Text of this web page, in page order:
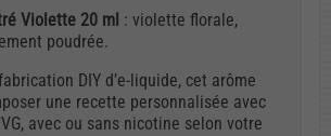
Violette 20 ml : violette florale,
poudrée.
DIY d’e-liquide, cet arôme
une recette personnalisée avec
avec ou sans nicotine selon votre